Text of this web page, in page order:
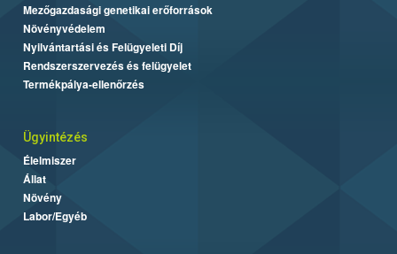
Mezőgazdasági genetikai erőforrások
Növényvédelem
Nyilvántartási és Felügyeleti Díj
Rendszerszervezés és felügyelet
Termékpálya-ellenőrzés
Ügyintézés
Élelmiszer
Állat
Növény
Labor/Egyéb